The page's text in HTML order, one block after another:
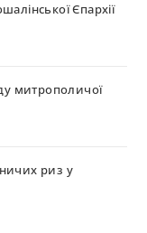
Єпархії
митрополичої
риз у